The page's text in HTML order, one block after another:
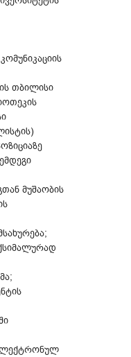
თბილისი
მუშაობის